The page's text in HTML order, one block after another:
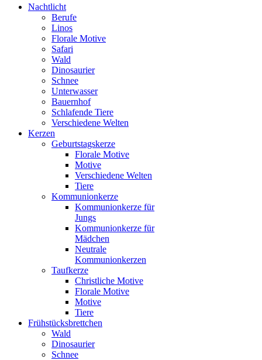
Nachtlicht
Berufe
Linos
Florale Motive
Safari
Wald
Dinosaurier
Schnee
Unterwasser
Bauernhof
Schlafende Tiere
Verschiedene Welten
Kerzen
Geburtstagskerze
Florale Motive
Motive
Verschiedene Welten
Tiere
Kommunionkerze
Kommunionkerze für
Jungs
Kommunionkerze für
Mädchen
Neutrale
Kommunionkerzen
Taufkerze
Christliche Motive
Florale Motive
Motive
Tiere
Frühstücksbrettchen
Wald
Dinosaurier
Schnee